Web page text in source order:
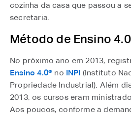
cozinha da casa que passou a
secretaria.
Método de Ensino
No próximo ano em 2013,
Ensino 4.0® no INPI (Instituto
Propriedade Industrial). Além
2013, os cursos eram
Aos poucos, conforme a